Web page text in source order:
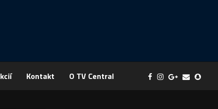
Kontakt O TV Central